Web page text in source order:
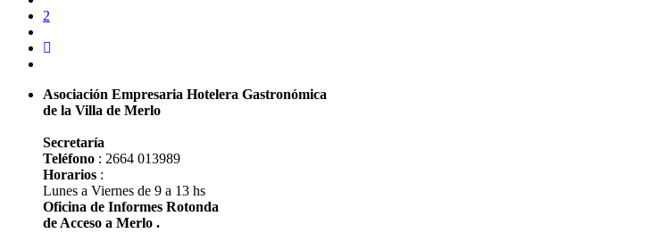
2
Asociación Empresaria Hotelera Gastronómica
de la Villa de Merlo
Secretaría
Teléfono : 2664 013989
Horarios :
Lunes a Viernes de 9 a 13 hs
Oficina de Informes Rotonda
de Acceso a Merlo .